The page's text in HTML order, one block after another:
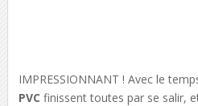
IMPRESSIONNANT ! Avec le
PVC finissent toutes par se salir,